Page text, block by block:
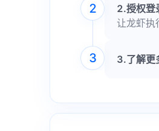
2
2.授权登
让龙虾执
3 3.了解更